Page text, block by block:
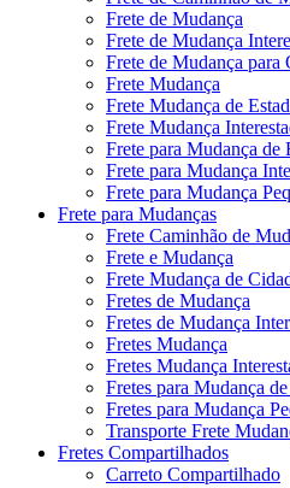
Frete de Mudança
Frete de Mudança
Frete de Mudança para
Frete Mudança
Frete Mudança de
Frete Mudança
Frete para Mudança de
Frete para Mudança
Frete para Mudança
Frete para Mudanças
Frete Caminhão de
Frete e Mudança
Frete Mudança de
Fretes de Mudança
Fretes de Mudança
Fretes Mudança
Fretes Mudança
Fretes para Mudança
Fretes para Mudança
Transporte Frete
Fretes Compartilhados
Carreto Compartilhado